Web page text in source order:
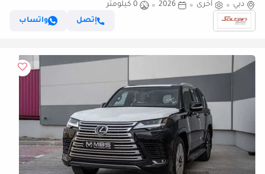
2026 Model
دبي أخرى 2026
0 كيلومتر
إتصل
واتساب